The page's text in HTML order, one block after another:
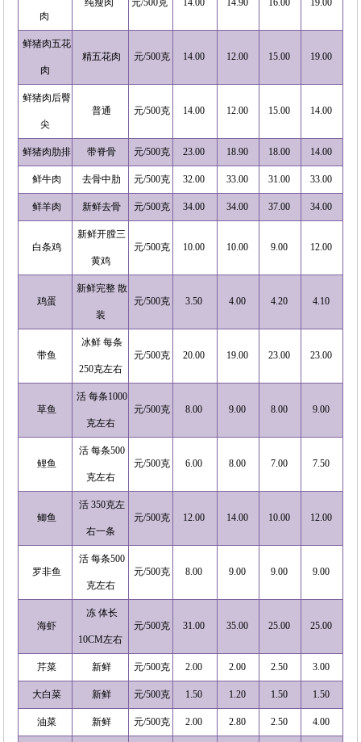
肉
鲜猪肉五花
肉
精五花肉 元/500克 14.00 12.00 15.00 19.00
鲜猪肉后臀
尖
普通 元/500克 14.00 12.00 15.00 14.00
鲜猪肉肋排 带脊骨 元/500克 23.00 18.90 18.00 14.00
鲜牛肉 去骨中肋 元/500克 32.00 33.00 31.00 33.00
鲜羊肉 新鲜去骨 元/500克 34.00 34.00 37.00 34.00
白条鸡
新鲜开膛三
黄鸡
元/500克 10.00 10.00 9.00 12.00
鸡蛋
新鲜完整 散
装
元/500克 3.50 4.00 4.20 4.10
带鱼
冰鲜 每条
250克左右
元/500克 20.00 19.00 23.00 23.00
草鱼
活 每条1000
克左右
元/500克 8.00 9.00 8.00 9.00
鲤鱼
活 每条500
克左右
元/500克 6.00 8.00 7.00 7.50
鲫鱼
活 350克左
右一条
元/500克 12.00 14.00 10.00 12.00
罗非鱼
活 每条500
克左右
元/500克 8.00 9.00 9.00 9.00
海虾
冻 体长
10CM左右
元/500克 31.00 35.00 25.00 25.00
芹菜 新鲜 元/500克 2.00 2.00 2.50 3.00
大白菜 新鲜 元/500克 1.50 1.20 1.50 1.50
油菜 新鲜 元/500克 2.00 2.80 2.50 4.00